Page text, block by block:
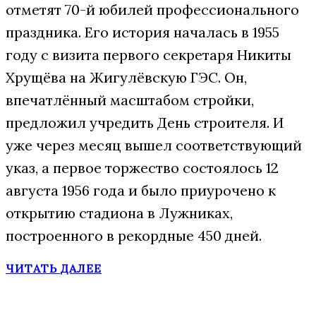
отметят 70-й юбилей профессионального
праздника. Его история началась в 1955
году с визита первого секретаря Никиты
Хрущёва на Жигулёвскую ГЭС. Он,
впечатлённый масштабом стройки,
предложил учредить День строителя. И
уже через месяц вышел соответствующий
указ, а первое торжество состоялось 12
августа 1956 года и было приурочено к
открытию стадиона в Лужниках,
построенного в рекордные 450 дней.
ЧИТАТЬ ДАЛЕЕ